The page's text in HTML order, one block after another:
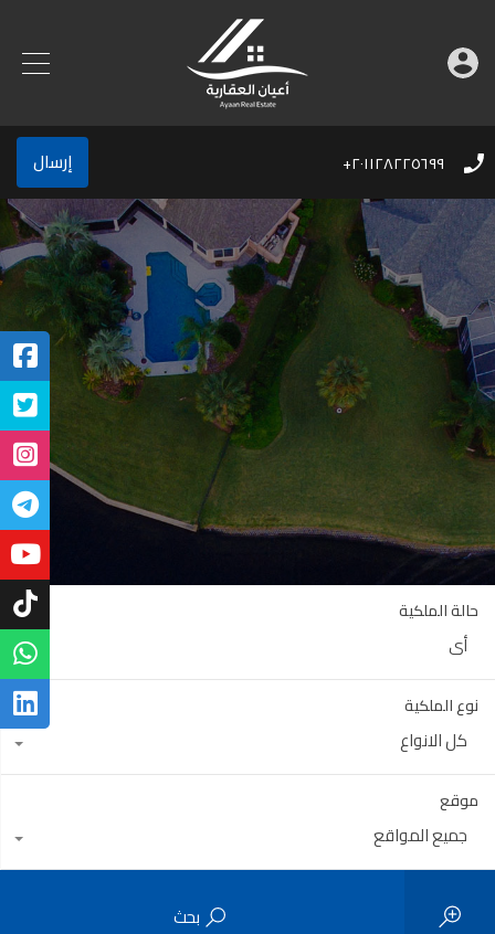
٢٠١١٢٨٢٢٥٦٩٩+ إرسال
حالة الملكية
أي
نوع الملكية
كل الانواع
موقع
جميع المواقع
بحث